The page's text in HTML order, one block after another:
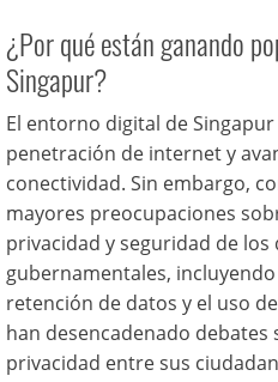
¿Por qué están ganando
Singapur?
El entorno digital de
penetración de internet y
conectividad. Sin embargo,
mayores preocupaciones
privacidad y seguridad de los
gubernamentales,
retención de datos y el uso
han desencadenado
privacidad entre sus